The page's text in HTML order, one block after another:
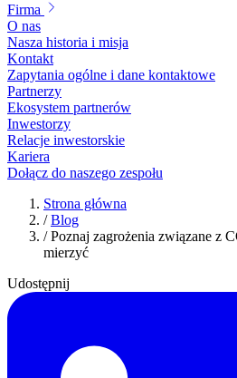
Firma
O nas
Nasza historia i misja
Kontakt
Zapytania ogólne i dane kontaktowe
Partnerzy
Ekosystem partnerów
Inwestorzy
Relacje inwestorskie
Kariera
Dołącz do naszego zespołu
Strona główna
/ Blog
/ Poznaj zagrożenia związane z
mierzyć
Udostępnij